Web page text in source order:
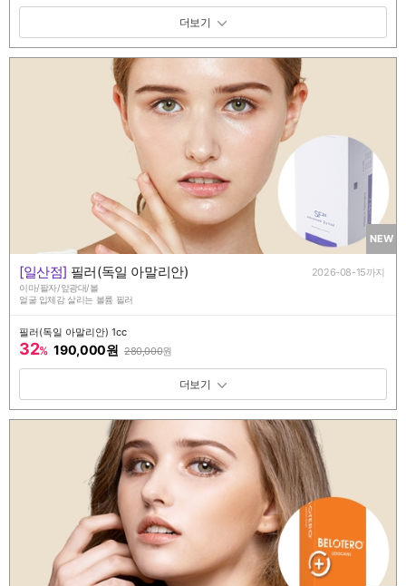
패키지 보기 토글
NEW
[일산점] 필러(독일 아말리안) 2026-08-15까지
이마/팔자/앞광대/볼
얼굴 입체감 살리는 볼륨 필러
필러(독일 아말리안) 1cc
32% 190,000원 280,000원
패키지 보기 토글